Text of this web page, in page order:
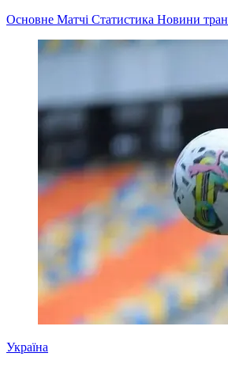
Основне Матчі Статистика Новини
Україна